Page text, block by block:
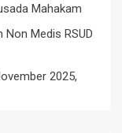
Mahakam
Non Medis RSUD
2025,